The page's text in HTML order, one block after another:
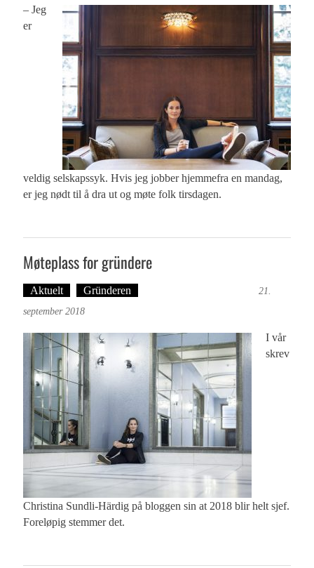
– Jeg
er
veldig selskapssyk. Hvis jeg jobber hjemmefra en mandag,
er jeg nødt til å dra ut og møte folk tirsdagen.
Møteplass for gründere
Aktuelt Gründeren
21.
september 2018
I vår
skrev
Christina Sundli-Härdig på bloggen sin at 2018 blir helt sjef.
Foreløpig stemmer det.